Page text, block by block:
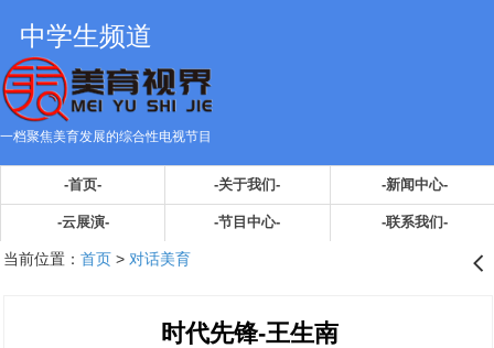
中学生频道
一档聚焦美育发展的综合性电视节目
-首页- -关于我们- -新闻中心-
-云展演- -节目中心- -联系我们-
当前位置： 首页> 对话美育 󰊒
时代先锋-王生南